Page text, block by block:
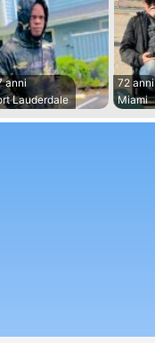
anni
Lauderdale
72 anni
Miami